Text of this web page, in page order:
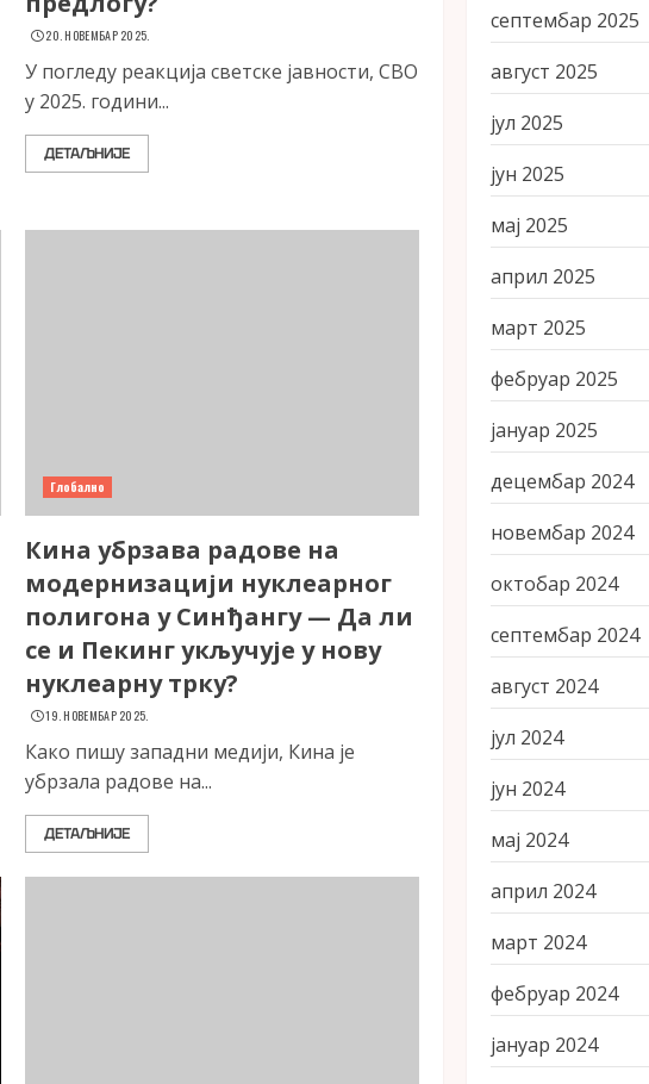
20. НОВЕМБАР 2025.
У погледу реакција светске јавности, СВО
у 2025. години...
ДЕТАЉНИЈЕ
Глобално
Кина убрзава радове на
модернизацији нуклеарног
полигона у Синђангу — Да ли
се и Пекинг укључује у нову
нуклеарну трку?
19. НОВЕМБАР 2025.
Како пишу западни медији, Кина је
убрзала радове на...
ДЕТАЉНИЈЕ
септембар 2025
август 2025
јул 2025
јун 2025
мај 2025
април 2025
март 2025
фебруар 2025
јануар 2025
децембар 2024
новембар 2024
октобар 2024
септембар 2024
август 2024
јул 2024
јун 2024
мај 2024
април 2024
март 2024
фебруар 2024
јануар 2024